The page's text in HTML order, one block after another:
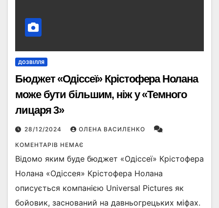
ДОЗВІЛЛЯ
Бюджет «Одіссеї» Крістофера Нолана
може бути більшим, ніж у «Темного
лицаря 3»
28/12/2024 ОЛЕНА ВАСИЛЕНКО
КОМЕНТАРІВ НЕМАЄ
Відомо яким буде бюджет «Одіссеї» Крістофера
Нолана «Одіссея» Крістофера Нолана
описується компанією Universal Pictures як
бойовик, заснований на давньогрецьких міфах.